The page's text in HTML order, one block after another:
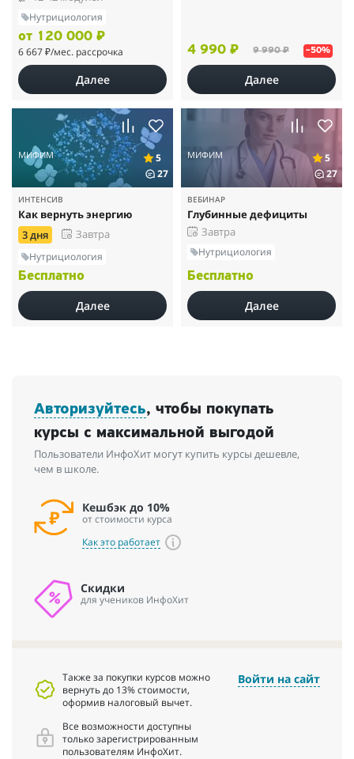
Нутрициология
от 120 000 ₽
6 667 ₽/мес. рассрочка
Далее
4 990 ₽ 9 990 ₽ –50%
Далее
МИФИМ
5
27
ИНТЕНСИВ
Как вернуть энергию
3 дня
Завтра
Нутрициология
Бесплатно
Далее
МИФИМ
5
27
ВЕБИНАР
Глубинные дефициты
Завтра
Нутрициология
Бесплатно
Далее
Авторизуйтесь, чтобы покупать
курсы с максимальной выгодой
Пользователи ИнфоХит могут купить курсы дешевле,
чем в школе.
Кешбэк до 10%
от стоимости курса
Как это работает
Скидки
для учеников ИнфоХит
Также за покупки курсов можно
вернуть до 13% стоимости,
оформив налоговый вычет.
Все возможности доступны
только зарегистрированным
пользователям ИнфоХит.
Войти на сайт